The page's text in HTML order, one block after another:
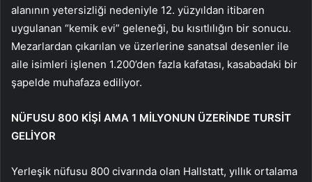
alanının yetersizliği nedeniyle 12. yüzyıldan itibaren
uygulanan “kemik evi” geleneği, bu kısıtlılığın bir sonucu.
Mezarlardan çıkarılan ve üzerlerine sanatsal desenler ile
aile isimleri işlenen 1.200’den fazla kafatası, kasabadaki bir
şapelde muhafaza ediliyor.
NÜFUSU 800 KİŞİ AMA 1 MİLYONUN ÜZERİNDE TURSİT
GELİYOR
Yerleşik nüfusu 800 civarında olan Hallstatt, yıllık ortalama